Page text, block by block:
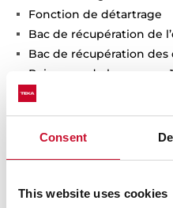
Consent
This website uses cookies
Fonction de détartrage
Bac de récupération de
Bac de récupération des
Puissance de la pompe :
Réservoir d’eau : 1 L